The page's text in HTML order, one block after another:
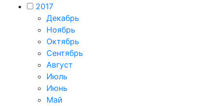
2017
Декабрь
Ноябрь
Октябрь
Сентябрь
Август
Июль
Июнь
Май